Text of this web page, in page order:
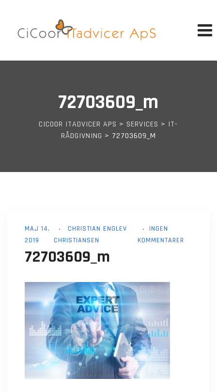
content
72703609_m
CICOOR ITADVICER APS >SERVICES > IT-
RÅDGIVNING > 72703609_M
MAJ 14,
2019
CHRISTIAN ENGLEV
CHRISTIANSEN
INGEN
KOMMENTARER
72703609_m